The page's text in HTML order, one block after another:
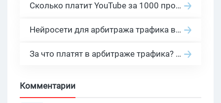
Сколько платит YouTube за 1000 просмотров в 2026: реальные цифры от 0.5 до 36 USD по ГЕО
Нейросети для арбитража трафика в 2026: инструменты, кейсы и AI-медиабайеры
За что платят в арбитраже трафика? 30 моделей оплаты в бурж и СНГ партнерках
Комментарии